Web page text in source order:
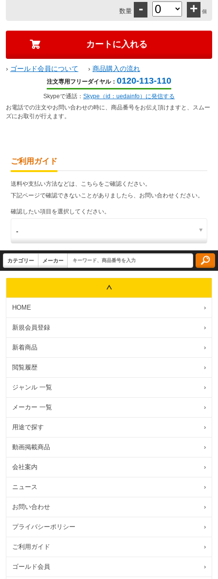
数量 - + 個
› ゴールド会員について › 商品購入の流れ
注文専用フリーダイヤル： 0120-113-110
Skypeで通話： Skype（id：uedainfo）に発信する
お電話での注文やお問い合わせの時に、商品番号をお伝え頂けますと、スムー
ズにお取引が行えます。
ご利用ガイド
送料や支払い方法などは、こちらをご確認ください。
下記ページで確認できないことがありましたら、お問い合わせください。
確認したい項目を選択してください。
HOME ›
新規会員登録 ›
新着商品 ›
閲覧履歴 ›
ジャンル 一覧 ›
メーカー 一覧 ›
用途で探す ›
動画掲載商品 ›
会社案内 ›
ニュース ›
お問い合わせ ›
プライバシーポリシー ›
ご利用ガイド ›
ゴールド会員 ›